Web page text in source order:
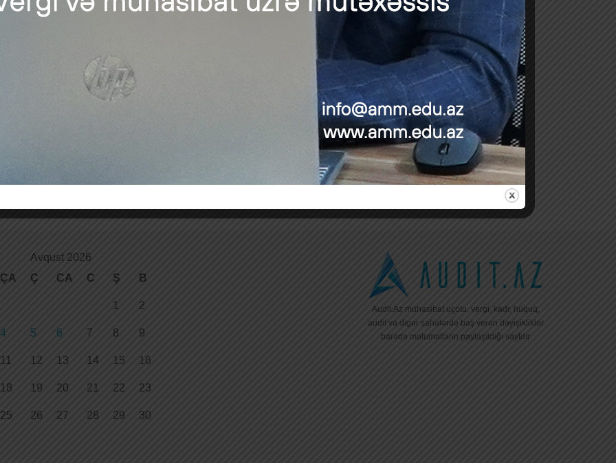
Avqust 2026
ÇA
Ç CA C Ş B
1 2
4 5 6 7 8 9
11 12 13 14 15 16
18 19 20 21 22 23
25 26 27 28 29 30
Audit.Az mühasibat uçotu, vergi, kadr, hüquq,
audit və digər sahələrdə baş verən dəyişikliklər
barədə məlumatların paylaşıldığı saytdır